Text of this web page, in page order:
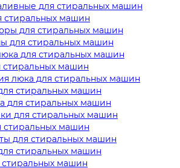
для стиральных машин
стиральных машин
для стиральных машин
для стиральных машин
для стиральных машин
машин
люка для стиральных машин
стиральных машин
для стиральных машин
для стиральных машин
машин
для стиральных машин
стиральных машин
машин